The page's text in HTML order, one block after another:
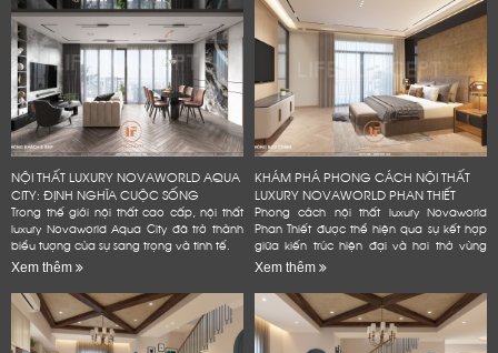
NỘI THẤT LUXURY NOVAWORLD AQUA
CITY: ĐỊNH NGHĨA CUỘC SỐNG
ĐẲNG...
Trong thế giới nội thất cao cấp, nội thất
luxury Novaworld Aqua City đã trở thành
biểu tượng của sự sang trọng và tinh tế.
Xem thêm
KHÁM PHÁ PHONG CÁCH NỘI THẤT
LUXURY NOVAWORLD PHAN THIẾT
Phong cách nội thất luxury Novaworld
Phan Thiết được thể hiện qua sự kết hợp
giữa kiến trúc hiện đại và hơi thở vùng
biển.
Xem thêm